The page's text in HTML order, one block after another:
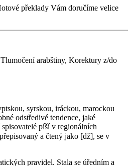
překlady Vám doručíme velice
arabštiny, Korektury z/do
odstředivé tendence, jaké
píší v regionálních
pravidel. Stala se úředním a